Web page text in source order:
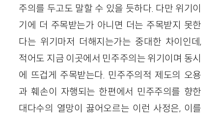
주의를 두고도 말할 수 있을 듯하다. 다만 위기이
기에 더 주목받는가 아니면 더는 주목받지 못한
다는 위기마저 더해지는가는 중대한 차이인데,
적어도 지금 이곳에서 민주주의는 위기이며 동시
에 뜨겁게 주목받는다. 민주주의적 제도의 오용
과 훼손이 자행되는 한편에서 민주주의를 향한
대다수의 열망이 끓어오르는 이런 사정은, 이를